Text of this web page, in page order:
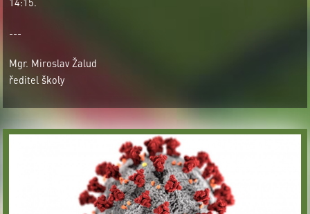
---
Mgr. Miroslav Žalud
ředitel školy